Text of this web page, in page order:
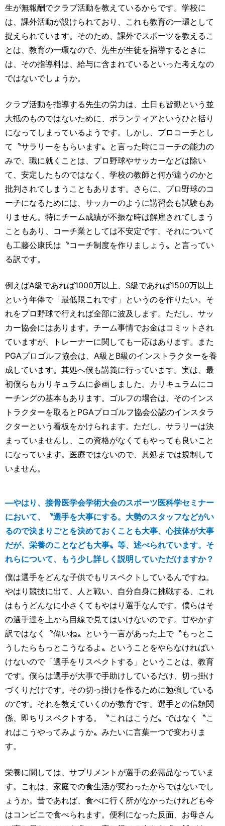
生が無報酬でクラブ活動を教えているからです。学校に
は、課外活動が設けられており、これも教育の一環として
捉えられています。そのため、課外でスポーツを教えるこ
とは、教育の一環なので、先生が生徒を指導するときに
は、その指導料は、給与に含まれているといった考えなの
ではないでしょうか。
クラブ活動を指導する先生の労力は、土日も皆勤という並
大抵のものではないために、ボランティアというひと括り
になってしまっているようです。しかし、プロコーチとし
て〝サラリーをもらいます〟と言った時にコーチの能力の
みで、職に就くことは、プロ野球やサッカーなどは除い
て、安定したものではなく、学校の教師と何が違うのかと
批判されてしまうこともあります。さらに、プロ野球のコ
ーチになるためには、サッカーのように講習会も試験もあ
りません。特にチーム成績が不振な時は解雇されてしまう
こともあり、コーチ業としては不安定です。それについて
も工藤公康氏は〝コーチ制度を作りましょう〟と言ってい
る訳です。
例えばA級であれば1000万以上、S級であれば1500万以上
という年俸で「最低限これです」というのを作りたい。そ
れをプロ野球で行えれば全部に波及します。ただし、サッ
カー協会にはあります。チーム事情でお金はコミットされ
ていますが、トレーナーに関しても一応はあります。また
PGAプロゴルフ協会は、A級とB級のインストラクターを養
成しています。其処へ僕も講義に行っています。実は、最
初僕らもカリキュラムに参画しました。カリキュラムにコ
ーチングの基本もあります。ゴルフの場合は、そのインス
トラクターを取るとPGAプロゴルフ協会公認のインスタラ
クターという看板をかけられます。ただし、サラリーは決
まっていませんし、この資格がなくてもやっても良いこと
になっています。医療ではないので、其処までは規制して
いません。
―やはり、接骨医学会学術大会のスポーツ医科学セミナー
において、〝選手を大事にする。大勢のスタッフなどがい
るので決まりごとを決めておくことも大事、心技体が大事
だが、栄養のことなども大事〟等、述べられています。そ
れらについて、もう少し詳しく説明していただけますか？
僕は選手をどんな子供でもリスペクトしているんですね。
やはり競技に出て、人と戦い、自分自身に挑戦する、これ
はもうどんなに小さくてもやはり選手なんです。僕らはそ
の選手達を上から目線で見てはいけないのです。甘やかす
訳ではなく〝偉いね〟という一言があった上で〝もっとこ
うしたらもっとこうなるよ〟ということをやらなければい
けないので「選手をリスペクトする」ということは、教育
です。僕らは選手が大事で手助けしているだけ、切っ掛け
づくりだけです。その切っ掛けを作るために勉強している
のです。それを教えていくのが教育です。選手との信頼関
係、即ちリスペクトする。〝これはこうだ〟ではなく〝こ
れはこうやってみようか〟みたいに言葉一つで変わりま
す。
栄養に関しては、サプリメントが選手の必需品なっていま
す。これは、家庭での食生活が変わったからではないでし
ょうか。昔であれば、食べに行く所がなかったけれども今
はコンビニで食べられます。便利になった反面、お母さん